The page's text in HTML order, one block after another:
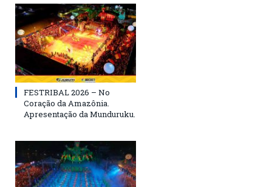
FESTRIBAL 2026 – No
Coração da Amazônia.
Apresentação da Munduruku.